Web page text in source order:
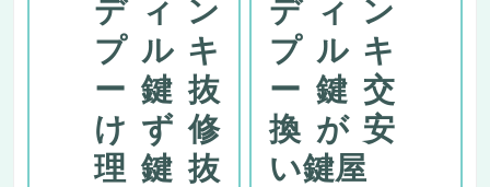
ディン
プルキ
ー鍵抜
けず修
理鍵抜
ディン
プルキ
ー鍵交
換が安
い鍵屋